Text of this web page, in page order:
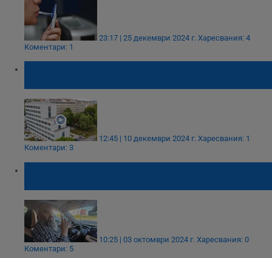
23:17 | 25 декември 2024 г. Харесвания: 4
Коментари: 1
12:45 | 10 декември 2024 г. Харесвания: 1
Коментари: 3
10:25 | 03 октомври 2024 г. Харесвания: 0
Коментари: 5